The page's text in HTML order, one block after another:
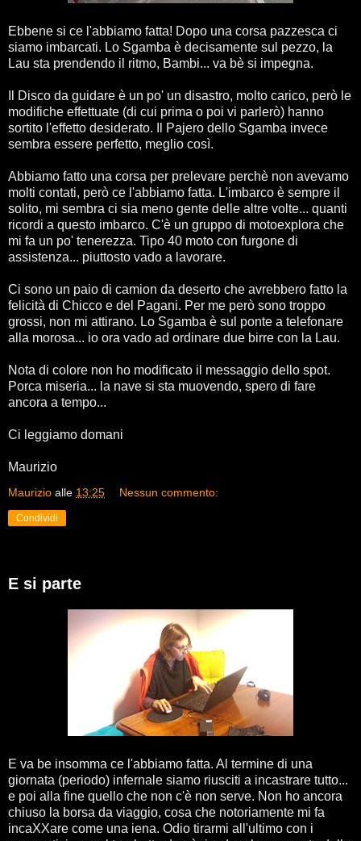
Ebbene si ce l'abbiamo fatta! Dopo una corsa pazzesca ci
siamo imbarcati. Lo Sgamba è decisamente sul pezzo, la
Lau sta prendendo il ritmo, Bambi... va bè si impegna.
Il Disco da guidare è un po' un disastro, molto carico, però le
modifiche effettuate (di cui prima o poi vi parlerò) hanno
sortito l'effetto desiderato. Il Pajero dello Sgamba invece
sembra essere perfetto, meglio così.
Abbiamo fatto una corsa per prelevare perchè non avevamo
molti contati, però ce l'abbiamo fatta. L'imbarco è sempre il
solito, mi sembra ci sia meno gente delle altre volte... quanti
ricordi a questo imbarco. C'è un gruppo di motoexplora che
mi fa un po' tenerezza. Tipo 40 moto con furgone di
assistenza... piuttosto vado a lavorare.
Ci sono un paio di camion da deserto che avrebbero fatto la
felicità di Chicco e del Pagani. Per me però sono troppo
grossi, non mi attirano. Lo Sgamba è sul ponte a telefonare
alla morosa... io ora vado ad ordinare due birre con la Lau.
Nota di colore non ho modificato il messaggio dello spot.
Porca miseria... la nave si sta muovendo, spero di fare
ancora a tempo...
Ci leggiamo domani
Maurizio
Maurizio alle 13:25 Nessun commento:
Condividi
E si parte
E va be insomma ce l'abbiamo fatta. Al termine di una
giornata (periodo) infernale siamo riusciti a incastrare tutto...
e poi alla fine quello che non c'è non serve. Non ho ancora
chiuso la borsa da viaggio, cosa che notoriamente mi fa
incaXXare come una iena. Odio tirarmi all'ultimo con i